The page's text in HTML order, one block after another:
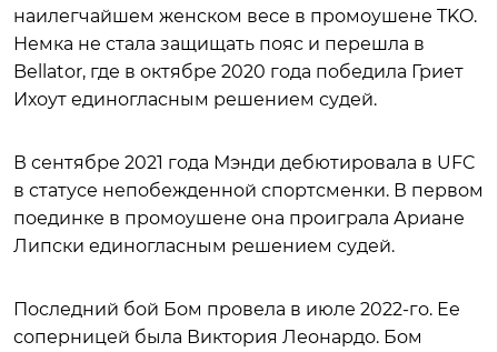
наилегчайшем женском весе в промоушене TKO.
Немка не стала защищать пояс и перешла в
Bellator, где в октябре 2020 года победила Гриет
Ихоут единогласным решением судей.
В сентябре 2021 года Мэнди дебютировала в UFC
в статусе непобежденной спортсменки. В первом
поединке в промоушене она проиграла Ариане
Липски единогласным решением судей.
Последний бой Бом провела в июле 2022-го. Ее
соперницей была Виктория Леонардо. Бом